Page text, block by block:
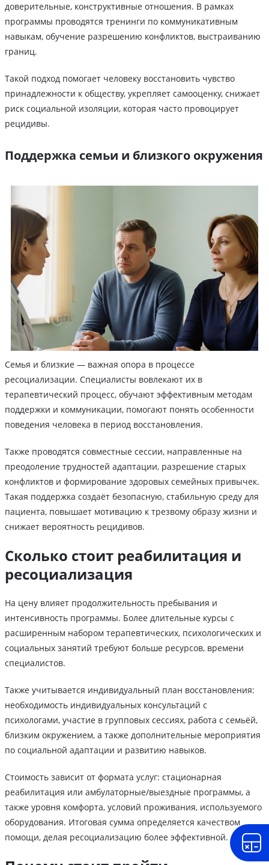
доверительные, конструктивные отношения. В рамках
программы проводятся тренинги по коммуникативным
навыкам, обучение разрешению конфликтов, выстраиванию
границ.
Такой подход помогает человеку восстановить чувство
принадлежности к обществу, укрепляет самооценку, снижает
риск социальной изоляции, которая часто провоцирует
рецидивы.
Поддержка семьи и близкого окружения
Семья и близкие — важная опора в процессе
ресоциализации. Специалисты вовлекают их в
терапевтический процесс, обучают эффективным методам
поддержки и коммуникации, помогают понять особенности
поведения человека в период восстановления.
Также проводятся совместные сессии, направленные на
преодоление трудностей адаптации, разрешение старых
конфликтов и формирование здоровых семейных привычек.
Такая поддержка создаёт безопасную, стабильную среду для
пациента, повышает мотивацию к трезвому образу жизни и
снижает вероятность рецидивов.
Сколько стоит реабилитация и
ресоциализация
На цену влияет продолжительность пребывания и
интенсивность программы. Более длительные курсы с
расширенным набором терапевтических, психологических и
социальных занятий требуют больше ресурсов, времени
специалистов.
Также учитывается индивидуальный план восстановления:
необходимость индивидуальных консультаций с
психологами, участие в групповых сессиях, работа с семьёй,
близким окружением, а также дополнительные мероприятия
по социальной адаптации и развитию навыков.
Стоимость зависит от формата услуг: стационарная
реабилитация или амбулаторные/выездные программы, а
также уровня комфорта, условий проживания, используемого
оборудования. Итоговая сумма определяется качеством
помощи, делая ресоциализацию более эффективной.